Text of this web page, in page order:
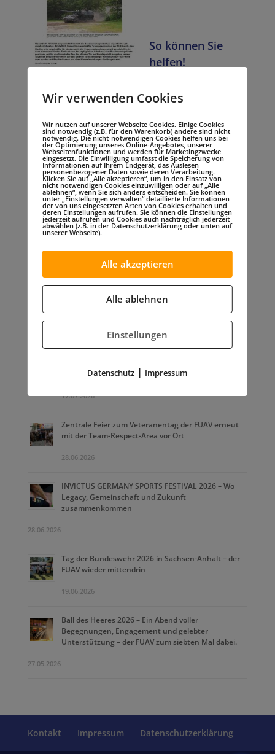
So können Sie
helfen!
Aktuelles
Tag für den FUAV
17.07.2026
Zentrale Feier zum Veteranentag der FUAV erneut
mit der Team-Respect-Area vor Ort
28.06.2026
INVICTUS GERMANY SPORTS FESTIVAL 2026 – Wo
Legacy, Gemeinschaft und Zukunft
zusammenkommen
28.06.2026
Tag der Bundeswehr 2026 in Sachsen-Anhalt – der
FUAV wieder mittendrin
19.06.2026
Ball des Heeres 2026 – Ein Abend voller
Begegnungen, Engagement und gelebter
Unterstützung – der FUAV zum siebten Mal dabei.
27.05.2026
Kontakt Impressum Datenschutzerklärung
Wir verwenden Cookies
Wir nutzen auf unserer Webseite Cookies. Einige Cookies
sind notwendig (z.B. für den Warenkorb) andere sind nicht
notwendig. Die nicht-notwendigen Cookies helfen uns bei
der Optimierung unseres Online-Angebotes, unserer
Webseitenfunktionen und werden für Marketingzwecke
eingesetzt. Die Einwilligung umfasst die Speicherung von
Informationen auf Ihrem Endgerät, das Auslesen
personenbezogener Daten sowie deren Verarbeitung.
Klicken Sie auf „Alle akzeptieren“, um in den Einsatz von
nicht notwendigen Cookies einzuwilligen oder auf „Alle
ablehnen“, wenn Sie sich anders entscheiden. Sie können
unter „Einstellungen verwalten“ detaillierte Informationen
der von uns eingesetzten Arten von Cookies erhalten und
deren Einstellungen aufrufen. Sie können die Einstellungen
jederzeit aufrufen und Cookies auch nachträglich jederzeit
abwählen (z.B. in der Datenschutzerklärung oder unten auf
unserer Webseite).
Alle akzeptieren
Alle ablehnen
Einstellungen
Datenschutz | Impressum